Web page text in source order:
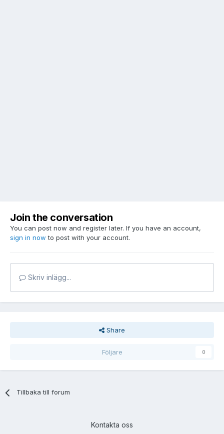
Join the conversation
You can post now and register later. If you have an account,
sign in now to post with your account.
Skriv inlägg...
Share
Följare 0
Tillbaka till forum
Kontakta oss